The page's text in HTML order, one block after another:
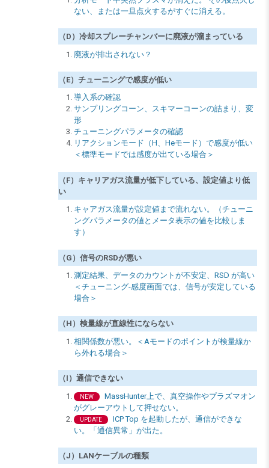
ない、または一旦点火するがすぐに消える。
（D）冷却スプレーチャンバーに廃液が溜まっている
廃液が排出されない？
（E）チューニングで感度が低い
導入系の確認
サンプリングコーン、スキマーコーンの詰まり、変
形
チューニングパラメータの確認
リアクションモード（H、Heモード）で感度が低い
＜標準モードでは感度が出ている場合＞
（F）キャリアガス流量が低下している、設定値より低
い
キャアガス流量が設定値まで流れない。（チューニ
ングパラメータの値とメータ表示の値を比較しま
す）
（G）信号のRSDが悪い
測定結果、データのカウントが不安定、RSD が高い
＜チューニング-感度画面では、信号が安定している
場合＞
（H）検量線が直線性にならない
相関係数が悪い。＜Aモードのポイントが検量線か
ら外れる場合＞
（I）通信できない
NEW
MassHunter上で、真空操作やプラズマオン
がグレーアウトして押せない。
UPDATE
ICP Top を起動したが、通信ができな
い。「通信異常」が出た。
（J）LANケーブルの種類